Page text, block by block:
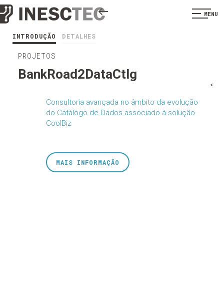
MENU
INTRODUÇÃO DETALHES
PROJETOS
BankRoad2DataCtlg
Consultoria avançada no âmbito da evolução
do Catálogo de Dados associado à solução
CoolBiz
<
MAIS INFORMAÇÃO